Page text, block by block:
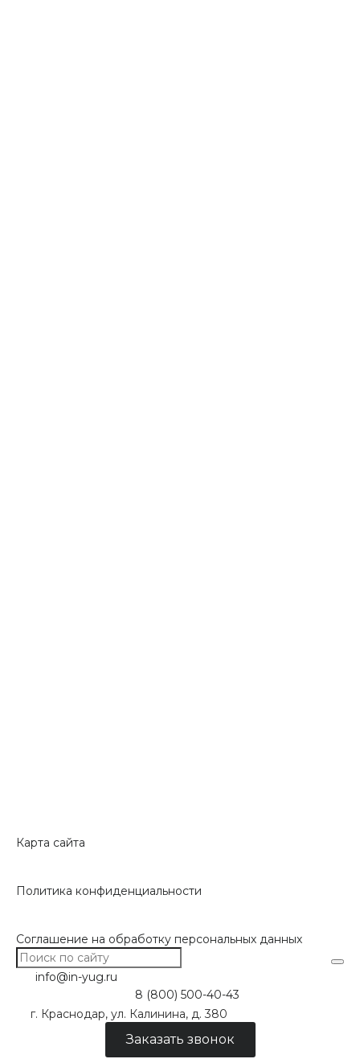
Карта сайта
Политика конфиденциальности
Соглашение на обработку персональных данных
info@in-yug.ru
8 (800) 500-40-43
г. Краснодар, ул. Калинина, д. 380
Заказать звонок